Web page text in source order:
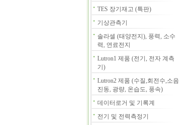
TES 장기재고 (특판)
기상관측기
솔라셀 (태양전지), 풍력, 소수
력, 연료전지
Lutron1 제품 (전기, 전자 계측
기)
Lutron2 제품 (수질,회전수,소음
진동, 광량, 온습도, 풍속)
데이터로거 및 기록계
전기 및 전력측정기